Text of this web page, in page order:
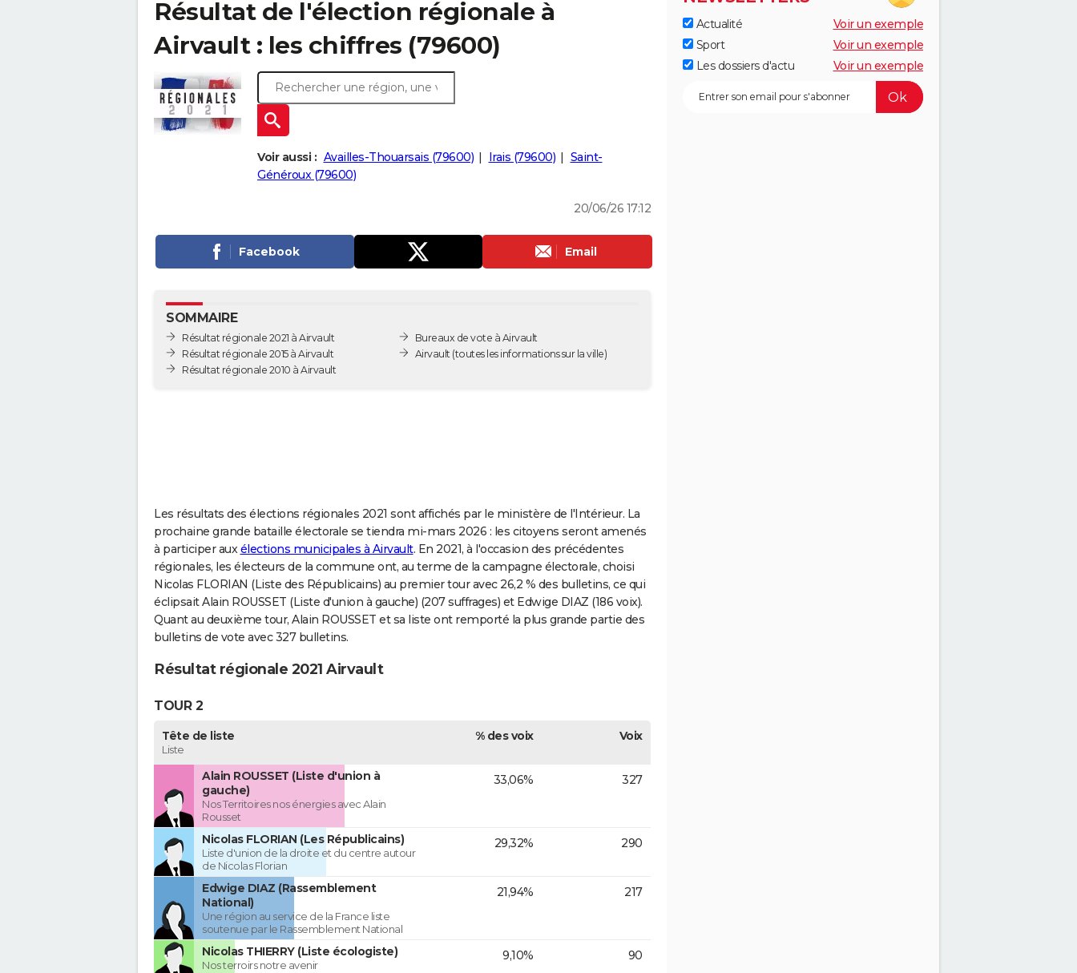
Résultat de l'élection régionale à
Airvault : les chiffres (79600)
Voir aussi : Availles-Thouarsais (79600) Irais (79600)
Saint-
Généroux (79600)
20/06/26 17:12
Facebook Email
SOMMAIRE
Résultat régionale 2021 à Airvault
Résultat régionale 2015 à Airvault
Résultat régionale 2010 à Airvault
Bureaux de vote à Airvault
Airvault (toutes les informations sur la ville)
Les résultats des élections régionales 2021 sont affichés par le ministère de l'Intérieur. La
prochaine grande bataille électorale se tiendra mi-mars 2026 : les citoyens seront amenés
à participer auxélections municipales à Airvault. En 2021, à l'occasion des précédentes
régionales, les électeurs de la commune ont, au terme de la campagne électorale, choisi
Nicolas FLORIAN (Liste des Républicains) au premier tour avec 26,2 % des bulletins, ce qui
éclipsait Alain ROUSSET (Liste d'union à gauche) (207 suffrages) et Edwige DIAZ (186 voix).
Quant au deuxième tour, Alain ROUSSET et sa liste ont remporté la plus grande partie des
bulletins de vote avec 327 bulletins.
Résultat régionale 2021 Airvault
TOUR 2
Tête de liste
Liste
% des voix Voix
Alain ROUSSET (Liste d'union à
gauche)
Nos Territoires nos énergies avec Alain
Rousset
33,06% 327
Nicolas FLORIAN (Les Républicains)
Liste d'union de la droite et du centre autour
de Nicolas Florian
29,32% 290
Edwige DIAZ (Rassemblement
National)
Une région au service de la France liste
soutenue par le Rassemblement National
21,94% 217
Nicolas THIERRY (Liste écologiste)
Nos terroirs notre avenir
9,10% 90
Actualité
Voir un exemple
Sport
Voir un exemple
Les dossiers d'actu
Voir un exemple